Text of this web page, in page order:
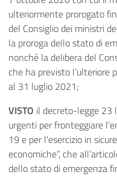
ulteriormente prorogato
del Consiglio dei ministri
la proroga dello stato di
nonché la delibera del
che ha previsto l’ulteriore
al 31 luglio 2021;
VISTO il decreto-legge 23
urgenti per fronteggiare
19 e per l'esercizio in
economiche”, che
dello stato di emergenza